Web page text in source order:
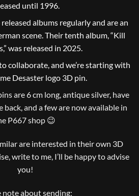
until 1996.
albums regularly and are an
scene. Their tenth album, “Kill
was released in 2025.
collaborate, and we’re starting with
Desaster logo 3D pin.
are 6 cm long, antique silver, have
and a few are now available in
P667 shop 😉
are interested in their own 3D
write to me, I’ll be happy to advise
you!
about sending: